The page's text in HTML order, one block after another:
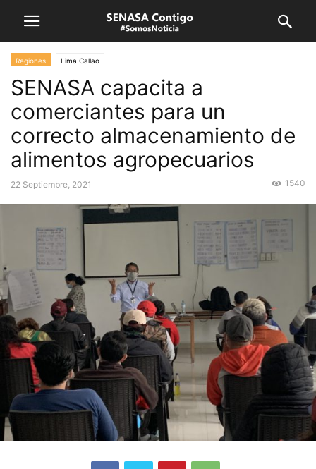
Regiones Lima Callao
SENASA capacita a
comerciantes para un
correcto almacenamiento de
alimentos agropecuarios
22 Septiembre, 2021 1540